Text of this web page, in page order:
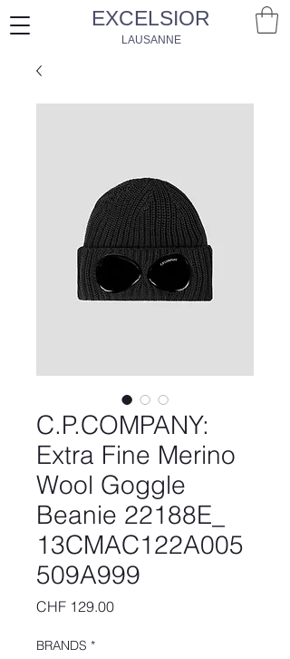
EXCELSIOR
LAUSANNE
C.P.COMPANY:
Extra Fine Merino
Wool Goggle
Beanie 22188E_
13CMAC122A005
509A999
CHF 129.00Price
BRANDS *